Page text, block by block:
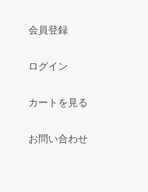
会員登録
ログイン
カートを見る
お問い合わせ